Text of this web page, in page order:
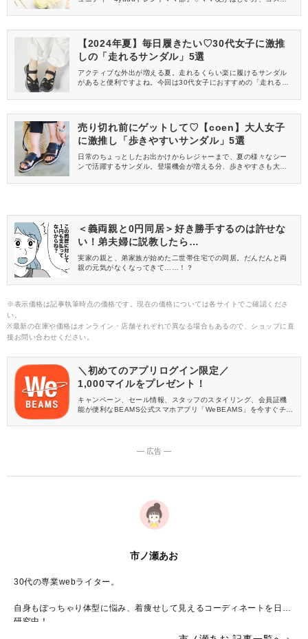
信してくれる方を募集しています！
【2024年夏】毎日履きたい♡30代女子に激推
しの「走れるサンダル」5選
アクティブな外出が増える夏。走れるくらい楽に履けるサンダル
があると便利ですよね。今回は30代女子におすすめの「走れるサ
たので、ぜひ早めにゲットしてくださいね♪
売り切れ前にゲットして♡【coen】大人女子
に激推し「歩きやすいサンダル」5選
日常のちょっとしたお出かけからレジャーまで、夏の様々なシー
ンで活躍するサンダル。登場機会が増える分、歩きやすさも大切
すいおすすめのサンダルをご紹介♪早めにゲットして、たくさん活
＜義両親と0円同居＞好き勝手するのは許せな
い！弟夫婦に説教したら…
実家の親と、弟家族が始めた二世帯住宅での同居。だんだんと両
親の元気がなくなってきて……！？
※表示価格は記事執筆時点の価格です。現在の価格については各サイトでご確認くださ
い。
※最新の在庫や価格はオンライン・店舗それぞれで異なる場合もあるので、ショップに直
接お問い合わせください。
＼初めてのアプリログイン限定／
1,000マイルをプレゼント！
キャンペーン、セール情報、スタッフのスタイリング、会員証機
能が便利なBEAMS公式スマホアプリ「WeBEAMS」を今すぐチェ
― 広告 ―
市ノ瀬あお
30代の専業webライター。
自身もぽっちゃり体型に悩み、着痩せして見えるコーディネートを日々
研究中！
甘いものには目が無いのでスイーツを楽しみつつも、健康的な体型を目